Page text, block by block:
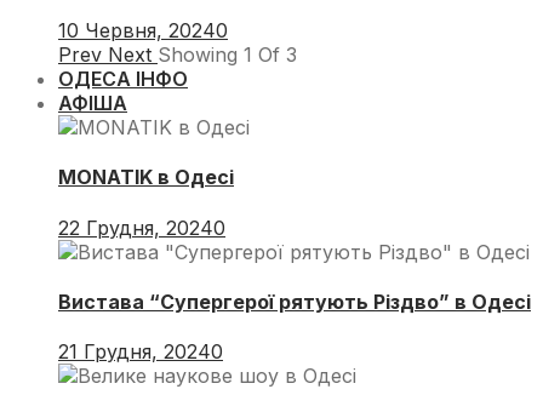
10 Червня, 20240
Prev Next Showing 1 Of 3
ОДЕСА ІНФО
АФІША
MONATIK в Одесі
22 Грудня, 20240
Вистава “Супергерої рятують Різдво” в Одесі
21 Грудня, 20240